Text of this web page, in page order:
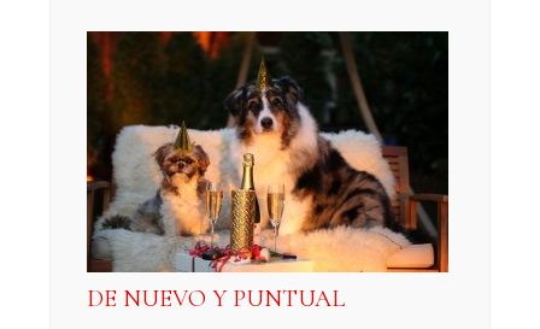
DE NUEVO Y PUNTUAL